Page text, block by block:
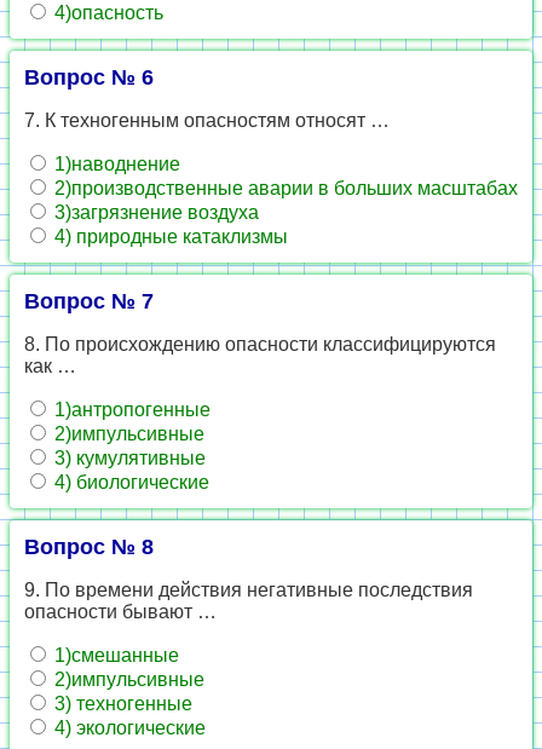
4)опасность
Вопрос № 6
7. К техногенным опасностям относят …
1)наводнение
2)производственные аварии в больших масштабах
3)загрязнение воздуха
4) природные катаклизмы
Вопрос № 7
8. По происхождению опасности классифицируются
как …
1)антропогенные
2)импульсивные
3) кумулятивные
4) биологические
Вопрос № 8
9. По времени действия негативные последствия
опасности бывают …
1)смешанные
2)импульсивные
3) техногенные
4) экологические